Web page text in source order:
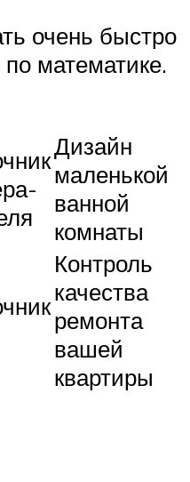
очень быстро
математике.
Дизайн
маленькой
ванной
комнаты
Контроль
качества
ремонта
вашей
квартиры